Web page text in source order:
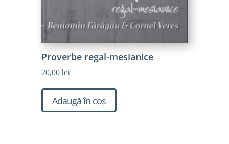
Proverbe regal-mesianice
20,00 lei
Adaugă în coș